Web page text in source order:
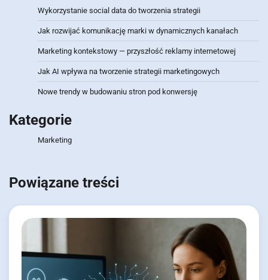
Wykorzystanie social data do tworzenia strategii
Jak rozwijać komunikację marki w dynamicznych kanałach
Marketing kontekstowy — przyszłość reklamy internetowej
Jak AI wpływa na tworzenie strategii marketingowych
Nowe trendy w budowaniu stron pod konwersję
Kategorie
Marketing
Powiązane treści